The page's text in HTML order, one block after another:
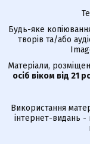
Будь-яке
творів та/або
Матеріали,
осіб віком від 21
Використання
інтернет-видань -